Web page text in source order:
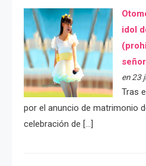
idol
en 23
Tras
por el anuncio de matrimonio
celebración de […]